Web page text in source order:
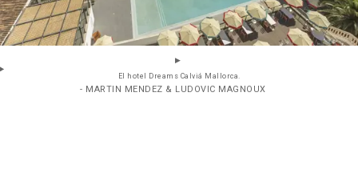
El hotel Dreams Calviá Mallorca.
- MARTIN MENDEZ & LUDOVIC MAGNOUX